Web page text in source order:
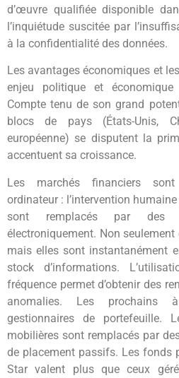
d’œuvre qualifiée disponible
l’inquiétude suscitée par
à la confidentialité des données.
Les avantages économiques et
enjeu politique et
Compte tenu de son grand
blocs de pays (États-Unis,
européenne) se disputent la
accentuent sa croissance.
Les marchés financiers
ordinateur : l’intervention
sont remplacés par des
électroniquement. Non
mais elles sont instantanément
stock d’informations.
fréquence permet d’obtenir des
anomalies. Les prochains
gestionnaires de portefeuille.
mobilières sont remplacés par
de placement passifs. Les fonds
Star valent plus que ceux